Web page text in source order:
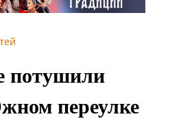
потушили
переулке